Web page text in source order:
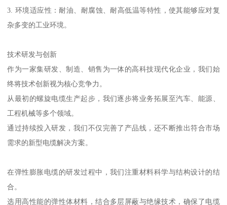
3. 环境适应性：耐油、耐腐蚀、耐高低温等特性，使其能够应对复
杂多变的工业环境。
技术研发与创新
作为一家集研发、制造、销售为一体的高科技现代化企业，我们始
终将技术创新视为核心竞争力。
从最初的螺旋电缆生产起步，我们逐步将业务拓展至汽车、能源、
工程机械等多个领域。
通过持续投入研发，我们不仅完善了产品线，还不断推出符合市场
需求的新型电缆解决方案。
在弹性膨胀电缆的研发过程中，我们注重材料科学与结构设计的结
合。
选用高性能的弹性体材料，结合多层屏蔽与绝缘技术，确保了电缆